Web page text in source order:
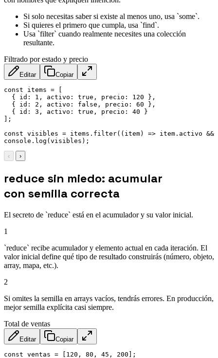
Si solo necesitas saber si existe al menos uno, usa `some`.
Si quieres el primero que cumpla, usa `find`.
Usa `filter` cuando realmente necesites una colección
resultante.
Filtrado por estado y precio
Editar Copiar
const items =
[
{
id : 1 , activo : true , precio : 120 } ,
{
id : 2 , activo : false , precio : 60 } ,
{
id : 3 , activo : true , precio : 40
}
] ;
const visibles = items . filter( ( item) => item . activo &&
console . log (visibles ) ;
‹ ›
reduce sin miedo: acumular
con semilla correcta
El secreto de `reduce` está en el acumulador y su valor inicial.
1
`reduce` recibe acumulador y elemento actual en cada iteración. El
valor inicial define qué tipo de resultado construirás (número, objeto,
array, mapa, etc.).
2
Si omites la semilla en arrays vacíos, tendrás errores. En producción,
mejor semilla explícita casi siempre.
Total de ventas
Editar Copiar
const ventas = [ 120 , 80 , 45 , 200 ] ;